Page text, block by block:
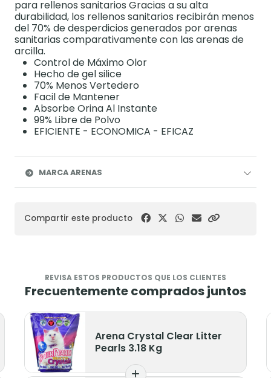
para rellenos sanitarios Gracias a su alta
durabilidad, los rellenos sanitarios recibirán menos
del 70% de desperdicios generados por arenas
sanitarias comparativamente con las arenas de
arcilla.
Control de Máximo Olor
Hecho de gel silice
70% Menos Vertedero
Facil de Mantener
Absorbe Orina Al Instante
99% Libre de Polvo
EFICIENTE - ECONOMICA - EFICAZ
MARCA ARENAS
Compartir este producto
REVISA ESTOS PRODUCTOS QUE LOS CLIENTES
Frecuentemente comprados juntos
Arena Crystal Clear Litter
Pearls 3.18 Kg